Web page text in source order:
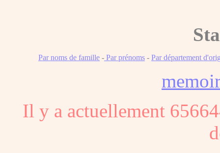
Par noms de famille - Par prénoms - Par département
Il y a actuellement